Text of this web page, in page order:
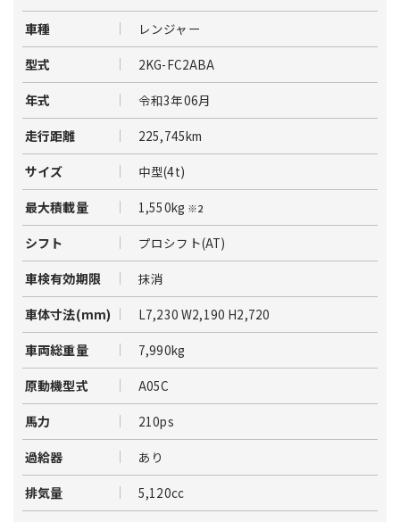
車種 レンジャー
型式 2KG-FC2ABA
年式 令和3年06月
走行距離 225,745km
サイズ 中型(4t)
最大積載量 1,550kg ※2
シフト プロシフト(AT)
車検有効期限 抹消
車体寸法(mm) L7,230 W2,190 H2,720
車両総重量 7,990kg
原動機型式 A05C
馬力 210ps
過給器 あり
排気量 5,120cc